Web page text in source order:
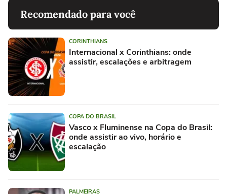
Recomendado para você
CORINTHIANS
Internacional x Corinthians: onde
assistir, escalações e arbitragem
COPA DO BRASIL
Vasco x Fluminense na Copa do Brasil:
onde assistir ao vivo, horário e
escalação
PALMEIRAS